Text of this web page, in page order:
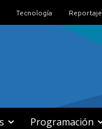
Tecnología Reportaje
Programación